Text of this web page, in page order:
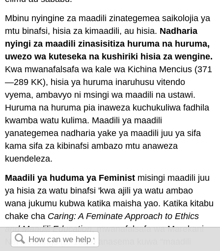
Mbinu nyingine za maadili zinategemea saikolojia ya
mtu binafsi, hisia za kimaadili, au hisia. Nadharia
nyingi za maadili zinasisitiza huruma na huruma,
uwezo wa kuteseka na kushiriki hisia za wengine.
Kwa mwanafalsafa wa kale wa Kichina Mencius (371
—289 KK), hisia ya huruma inaruhusu vitendo
vyema, ambavyo ni msingi wa maadili na ustawi.
Huruma na huruma pia inaweza kuchukuliwa fadhila
kwamba watu kulima. Maadili ya maadili
yanategemea nadharia yake ya maadili juu ya sifa
kama sifa za kibinafsi ambazo mtu anaweza
kuendeleza.
Maadili ya huduma ya Feminist misingi maadili juu
ya hisia za watu binafsi 'kwa ajili ya watu ambao
wana jukumu kubwa katika maisha yao. Katika kitabu
chake cha Caring: A Feminate Approach to Ethics
and Maadili Education, mwanafalsafa wa Marekani
Nel Noddings (b. 1929) anasema kuwa “maadili